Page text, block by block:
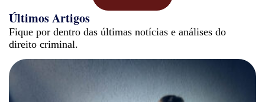
Últimos Artigos
Fique por dentro das últimas notícias e análises do
direito criminal.